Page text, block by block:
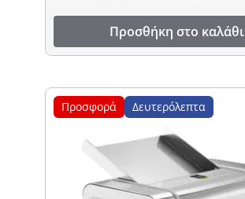
Προσθήκη στο καλάθι
Προσφορά Δευτερόλεπτα